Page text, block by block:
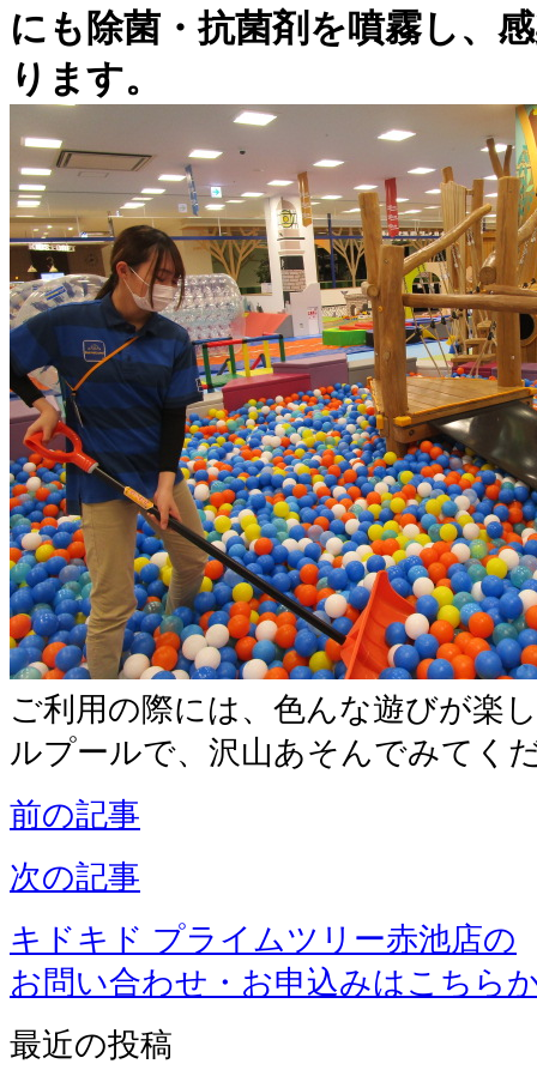
にも除菌・抗菌剤を噴霧し、
ります。
ご利用の際には、色んな遊びが楽
ルプールで、沢山あそんでみてく
前の記事
次の記事
キドキド プライムツリー赤池店の
お問い合わせ・お申込みはこちら
最近の投稿